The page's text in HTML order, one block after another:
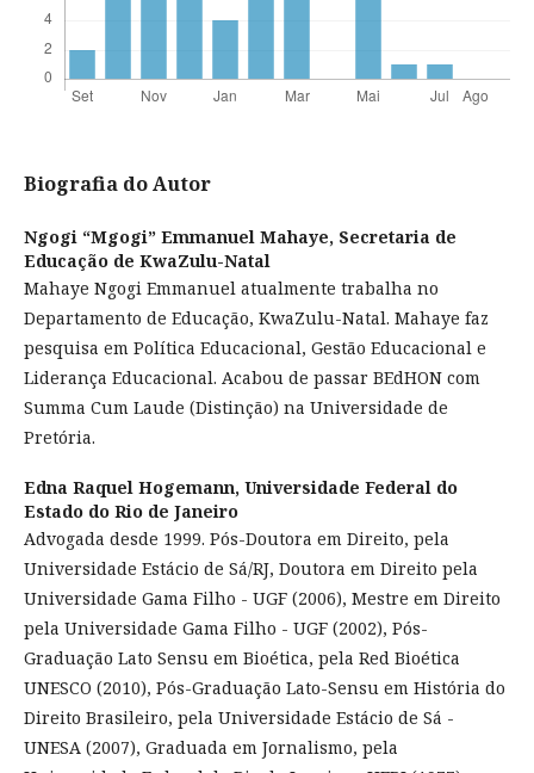
Biografia do Autor
Ngogi “Mgogi” Emmanuel Mahaye, Secretaria de
Educação de KwaZulu-Natal
Mahaye Ngogi Emmanuel atualmente trabalha no
Departamento de Educação, KwaZulu-Natal. Mahaye faz
pesquisa em Política Educacional, Gestão Educacional e
Liderança Educacional. Acabou de passar BEdHON com
Summa Cum Laude (Distinção) na Universidade de
Pretória.
Edna Raquel Hogemann, Universidade Federal do
Estado do Rio de Janeiro
Advogada desde 1999. Pós-Doutora em Direito, pela
Universidade Estácio de Sá/RJ, Doutora em Direito pela
Universidade Gama Filho - UGF (2006), Mestre em Direito
pela Universidade Gama Filho - UGF (2002), Pós-
Graduação Lato Sensu em Bioética, pela Red Bioética
UNESCO (2010), Pós-Graduação Lato-Sensu em História do
Direito Brasileiro, pela Universidade Estácio de Sá -
UNESA (2007), Graduada em Jornalismo, pela